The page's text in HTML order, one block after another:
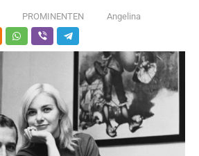
PROMINENTEN Angelina